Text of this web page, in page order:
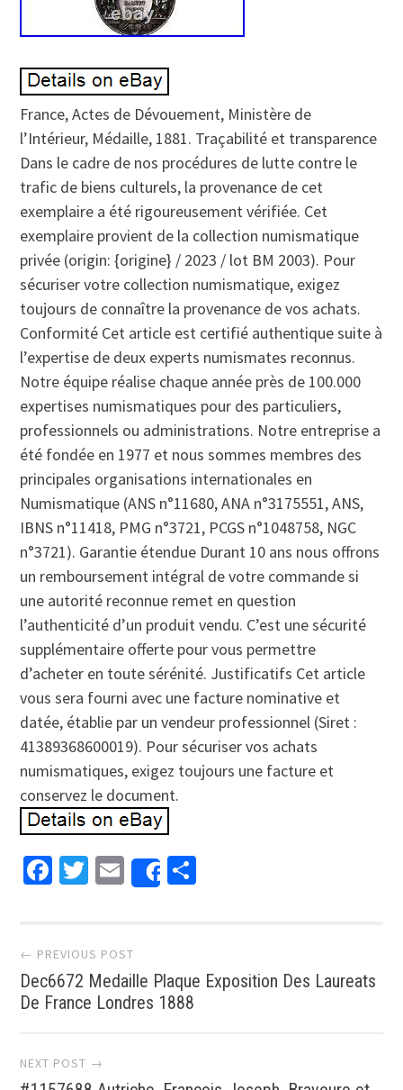
France, Actes de Dévouement, Ministère de
l’Intérieur, Médaille, 1881. Traçabilité et transparence
Dans le cadre de nos procédures de lutte contre le
trafic de biens culturels, la provenance de cet
exemplaire a été rigoureusement vérifiée. Cet
exemplaire provient de la collection numismatique
privée (origin: {origine} / 2023 / lot BM 2003). Pour
sécuriser votre collection numismatique, exigez
toujours de connaître la provenance de vos achats.
Conformité Cet article est certifié authentique suite à
l’expertise de deux experts numismates reconnus.
Notre équipe réalise chaque année près de 100.000
expertises numismatiques pour des particuliers,
professionnels ou administrations. Notre entreprise a
été fondée en 1977 et nous sommes membres des
principales organisations internationales en
Numismatique (ANS n°11680, ANA n°3175551, ANS,
IBNS n°11418, PMG n°3721, PCGS n°1048758, NGC
n°3721). Garantie étendue Durant 10 ans nous offrons
un remboursement intégral de votre commande si
une autorité reconnue remet en question
l’authenticité d’un produit vendu. C’est une sécurité
supplémentaire offerte pour vous permettre
d’acheter en toute sérénité. Justificatifs Cet article
vous sera fourni avec une facture nominative et
datée, établie par un vendeur professionnel (Siret :
41389368600019). Pour sécuriser vos achats
numismatiques, exigez toujours une facture et
conservez le document.
Facebook
Twitter
EmailShare
Post navigation
← PREVIOUS POST
Dec6672 Medaille Plaque Exposition Des Laureats
De France Londres 1888
NEXT POST →